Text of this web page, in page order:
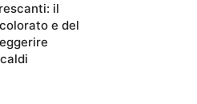
il
e del